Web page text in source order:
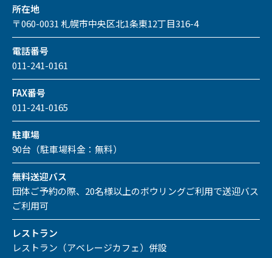
所在地
〒060-0031 札幌市中央区北1条東12丁目316-4
電話番号
011-241-0161
FAX番号
011-241-0165
駐車場
90台（駐車場料金：無料）
無料送迎バス
団体ご予約の際、20名様以上のボウリングご利用で送迎バス
ご利用可
レストラン
レストラン（アベレージカフェ）併設